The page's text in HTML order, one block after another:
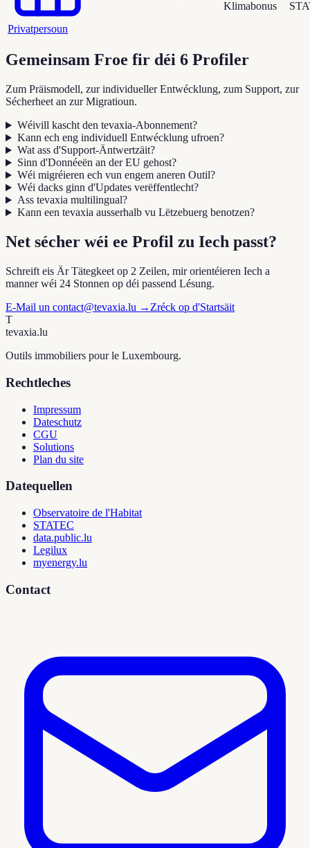
Privatpersoun
Klimabonus
Gemeinsam Froe fir déi 6 Profiler
Zum Präismodell, zur individueller Entwécklung, zum Support, zur
Sécherheet an zur Migratioun.
Wéivill kascht den tevaxia-Abonnement?
Kann ech eng individuell Entwécklung ufroen?
Wat ass d'Support-Äntwertzäit?
Sinn d'Donnéeën an der EU gehost?
Wéi migréieren ech vun engem aneren Outil?
Wéi dacks ginn d'Updates verëffentlecht?
Ass tevaxia multilingual?
Kann een tevaxia ausserhalb vu Lëtzebuerg benotzen?
Net sécher wéi ee Profil zu Iech passt?
Schreift eis Är Tätegkeet op 2 Zeilen, mir orientéieren Iech a
manner wéi 24 Stonnen op déi passend Lésung.
E-Mail un contact@tevaxia.lu → Zréck op d'Startsäit
T
tevaxia.lu
Outils immobiliers pour le Luxembourg.
Rechtleches
Impressum
Dateschutz
CGU
Solutions
Plan du site
Datequellen
Observatoire de l'Habitat
STATEC
data.public.lu
Legilux
myenergy.lu
Contact